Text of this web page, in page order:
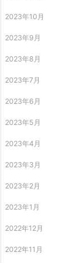
2023年10月
2023年9月
2023年8月
2023年7月
2023年6月
2023年5月
2023年4月
2023年3月
2023年2月
2023年1月
2022年12月
2022年11月